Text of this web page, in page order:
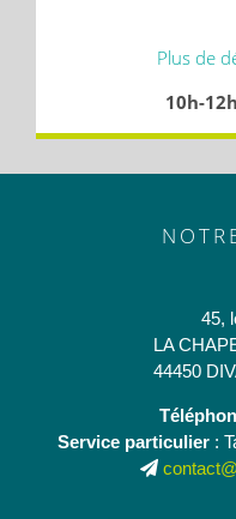
Plus de
10h-
45,
LA
44450
Service particulier: